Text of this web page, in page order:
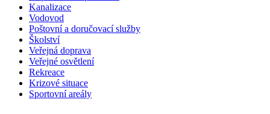
Kanalizace
Vodovod
Poštovní a doručovací služby
Školství
Veřejná doprava
Veřejné osvětlení
Rekreace
Krizové situace
Sportovní areály